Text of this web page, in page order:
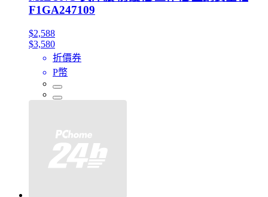
F1GA247109
$2,588
$3,580
折價券
P幣